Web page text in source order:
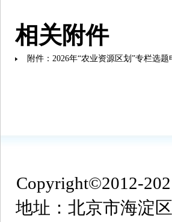
相关附件
附件：2026年“农业资源区划”专栏选题
Copyright©2012-
地址：北京市海淀